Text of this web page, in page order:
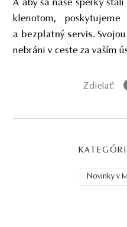
A aby sa naše šperky
klenotom,
a bezplatný servis.
nebráni v ceste za vaším
Zdielať:
Novinky v